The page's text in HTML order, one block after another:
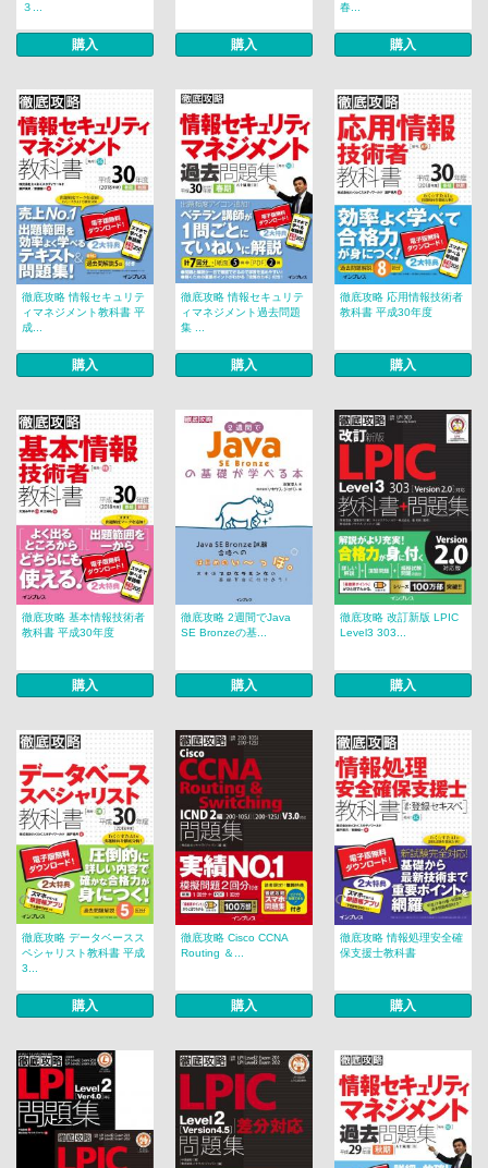
３...
購入 購入
春...
購入
徹底攻略 情報セキュリテ
ィマネジメント教科書 平
成...
購入
徹底攻略 情報セキュリテ
ィマネジメント過去問題
集 ...
購入
徹底攻略 応用情報技術者
教科書 平成30年度
購入
徹底攻略 基本情報技術者
教科書 平成30年度
購入
徹底攻略 2週間でJava
SE Bronzeの基...
購入
徹底攻略 改訂新版 LPIC
Level3 303...
購入
徹底攻略 データベースス
ペシャリスト教科書 平成
3...
購入
徹底攻略 Cisco CCNA
Routing ＆...
購入
徹底攻略 情報処理安全確
保支援士教科書
購入